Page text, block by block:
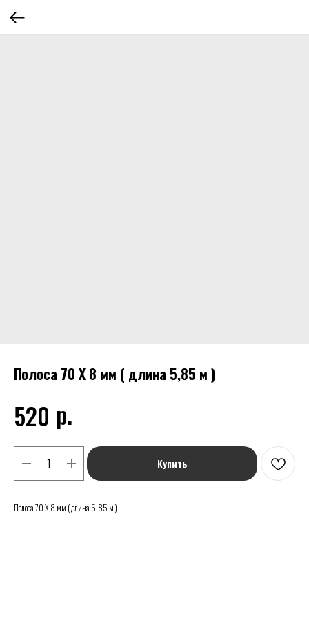
Полоса 70 Х 8 мм ( длина 5,85 м )
520 р.
Купить
Полоса 70 Х 8 мм ( длина 5,85 м )